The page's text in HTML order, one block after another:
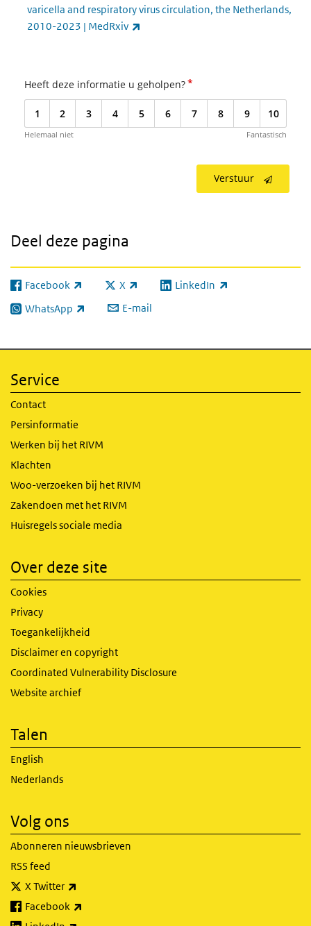
varicella and respiratory virus circulation, the Netherlands,
2010-2023 | MedRxiv
Heeft deze informatie u geholpen?*
1 2 3 4 5 6 7 8 9 10
Helemaal niet Fantastisch
Verstuur
Deel deze pagina
Facebook
(externe link) X
(externe link) LinkedIn
(externe link)
WhatsApp
(externe link) E-mail
Service
Contact
Persinformatie
Werken bij het RIVM
Klachten
Woo-verzoeken bij het RIVM
Zakendoen met het RIVM
Huisregels sociale media
Over deze site
Cookies
Privacy
Toegankelijkheid
Disclaimer en copyright
Coordinated Vulnerability Disclosure
Website archief
Talen
English
Nederlands
Volg ons
Abonneren nieuwsbrieven
RSS feed
X Twitter
Facebook